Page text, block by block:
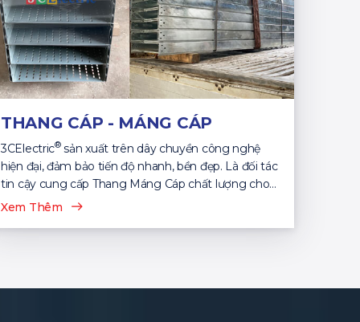
THANG CÁP - MÁNG CÁP
3CElectric®sản xuất trên dây chuyền công nghệ
hiện đại, đảm bảo tiến độ nhanh, bền đẹp. Là đối tác
tin cậy cung cấp Thang Máng Cáp chất lượng cho
nhiều dự án...
Xem Thêm